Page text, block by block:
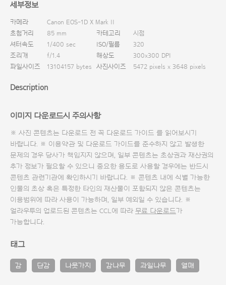
세부정보
카메라
Canon EOS-1D X Mark II
초첨거리
85 mm 카테고리
시점
셔터속도
1/400 sec ISO/필름
320
조리개
f/1.4 해상도
300x300 DPI
파일사이즈
13104157 bytes 사진사이즈 5472 pixels x 3648 pixels
Description
이미지 다운로드시 주의사항
※ 사진 콘텐츠는 다운로드 전 꼭 다운로드 가이드 를 읽어보시기
바랍니다. ※ 이용약관 및 다운로드 가이드를 준수하지 않고 발생한
문제의 경우 당사가 책임지지 않으며, 일부 콘텐츠는 초상권과 재산권의
추가 정보가 필요할 수 있으니 중요한 용도로 사용할 경우에는 반드시
콘텐츠 관련기관에 확인하시기 바랍니다. ※ 콘텐츠 내에 식별 가능한
인물의 초상 혹은 특정한 타인의 재산물이 포함되지 않은 콘텐츠는
이용범위에 따라 사용이 가능하며, 일부 예외일 수 있습니다. ※
얼라우투의 업로드된 콘텐츠는 CCL에 따라 무료 다운로드가
가능합니다.
태그
감 단감 나뭇가지 감나무 과일나무 열매